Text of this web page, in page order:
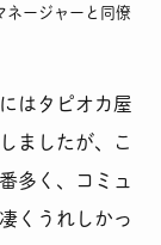
ネージャーと同僚
はタピオカ屋
ましたが、こ
多く、コミュ
くうれしかっ